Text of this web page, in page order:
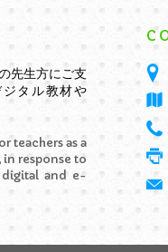
先生方にご支
タル教材や
teachers as a
response to
and e-